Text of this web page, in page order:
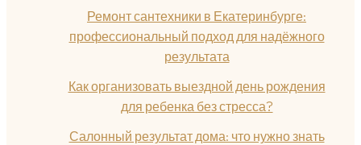
Ремонт сантехники в Екатеринбурге:
профессиональный подход для надёжного
результата
Как организовать выездной день рождения
для ребенка без стресса?
Салонный результат дома: что нужно знать